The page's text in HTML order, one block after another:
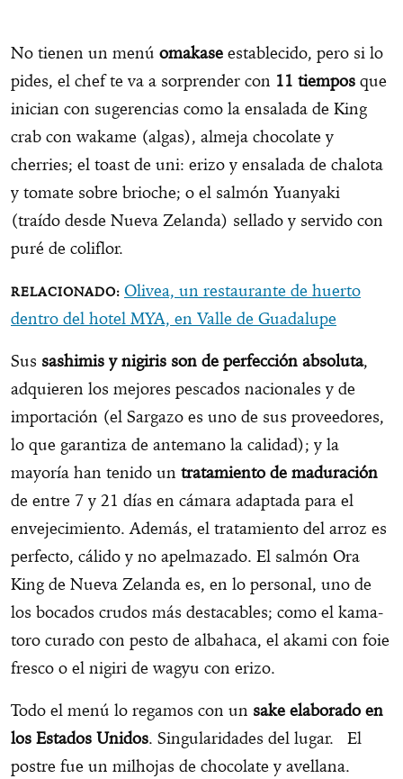
No tienen un menú omakase establecido, pero si lo
pides, el chef te va a sorprender con 11 tiempos que
inician con sugerencias como la ensalada de King
crab con wakame (algas), almeja chocolate y
cherries; el toast de uni: erizo y ensalada de chalota
y tomate sobre brioche; o el salmón Yuanyaki
(traído desde Nueva Zelanda) sellado y servido con
puré de coliflor.
Olivea, un restaurante de huerto
dentro del hotel MYA, en Valle de Guadalupe
Sus sashimis y nigiris son de perfección absoluta,
adquieren los mejores pescados nacionales y de
importación (el Sargazo es uno de sus proveedores,
lo que garantiza de antemano la calidad); y la
mayoría han tenido un tratamiento de maduración
de entre 7 y 21 días en cámara adaptada para el
envejecimiento. Además, el tratamiento del arroz es
perfecto, cálido y no apelmazado. El salmón Ora
King de Nueva Zelanda es, en lo personal, uno de
los bocados crudos más destacables; como el kama-
toro curado con pesto de albahaca, el akami con foie
fresco o el nigiri de wagyu con erizo.
Todo el menú lo regamos con un sake elaborado en
los Estados Unidos. Singularidades del lugar. El
postre fue un milhojas de chocolate y avellana.